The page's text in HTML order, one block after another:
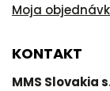
Moja
KONTAKT
MMS Slovakia